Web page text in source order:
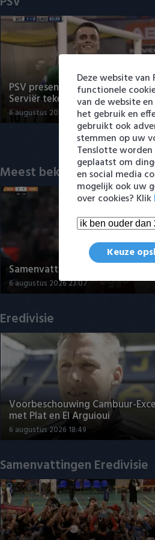
PSV presenteert Filip Kostic:
Serviër tekent voor t…
6 augustus 2026 16:30
Meest bekeken
Samenvatting Ajax - Shelbourne
6 augustus 2026 23:07
Eredivisie
Voorbeschouwing Cambuur-
met Plat en El Arguioui
6 augustus 2026 18:49
Samenvattingen Eredivisie
Deze website van
functionele
van de website
het gebruik en
gebruikt ook
stemmen op uw
Tenslotte worden
geplaatst om
en social media
mogelijk ook uw
over cookies? Klik
Keuze